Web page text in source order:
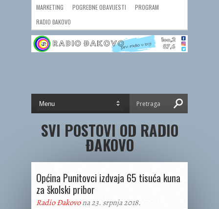
MARKETING POGREBNE OBAVIJESTI
PROGRAM
RADIO ĐAKOVO
SVI POSTOVI OD RADIO
ĐAKOVO
Općina Punitovci izdvaja 65 tisuća kuna
za školski pribor
Radio Đakovona 23. srpnja 2018.